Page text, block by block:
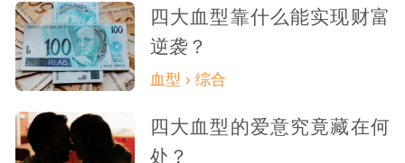
四大血型靠什么能实现财富
逆袭？
血型 › 综合
四大血型的爱意究竟藏在何
处？